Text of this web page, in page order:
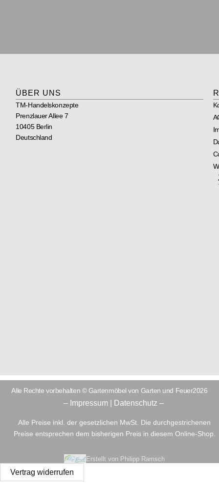
ÜBER UNS
TM-Handelskonzepte
Prenzlauer Allee 7
10405 Berlin
Deutschland
Alle Rechte vorbehalten © Gartenmöbel von Garten und Feuer2026
– Impressum| Datenschutz –
Alle Preise inkl. der gesetzlichen MwSt. Die durchgestrichenen
Preise entsprechen dem bisherigen Preis in diesem Online-Shop.
Erstellt von Philipp Ramsch
Vertrag widerrufen